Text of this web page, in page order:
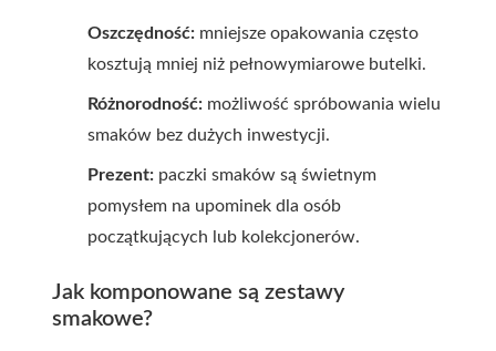
Oszczędność: mniejsze opakowania często
kosztują mniej niż pełnowymiarowe butelki.
Różnorodność: możliwość spróbowania wielu
smaków bez dużych inwestycji.
Prezent: paczki smaków są świetnym
pomysłem na upominek dla osób
początkujących lub kolekcjonerów.
Jak komponowane są zestawy
smakowe?